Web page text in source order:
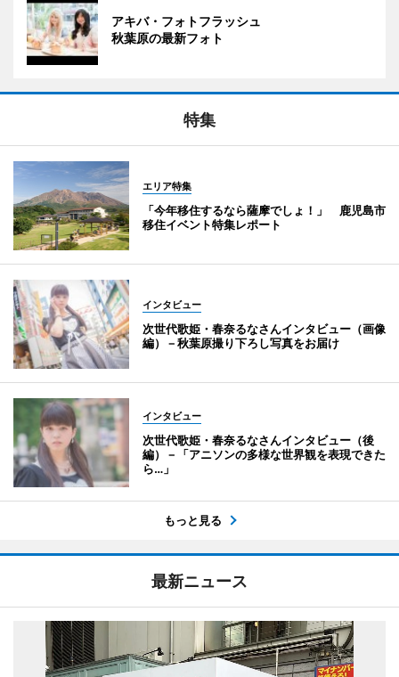
アキバ・フォトフラッシュ
秋葉原の最新フォト
特集
エリア特集
「今年移住するなら薩摩でしょ！」 鹿児島市
移住イベント特集レポート
インタビュー
次世代歌姫・春奈るなさんインタビュー（画像
編）－秋葉原撮り下ろし写真をお届け
インタビュー
次世代歌姫・春奈るなさんインタビュー（後
編）－「アニソンの多様な世界観を表現できた
ら…」
もっと見る
最新ニュース